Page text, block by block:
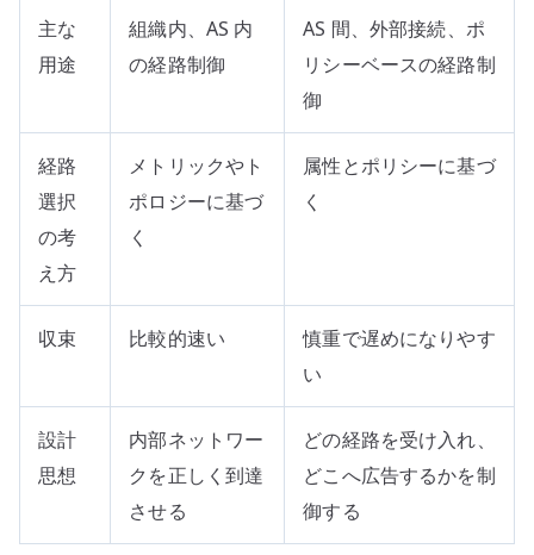
主な
用途
組織内、AS 内
の経路制御
AS 間、外部接続、ポ
リシーベースの経路制
御
経路
選択
の考
え方
メトリックやト
ポロジーに基づ
く
属性とポリシーに基づ
く
収束 比較的速い
慎重で遅めになりやす
い
設計
思想
内部ネットワー
クを正しく到達
させる
どの経路を受け入れ、
どこへ広告するかを制
御する